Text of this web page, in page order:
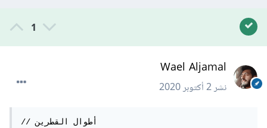
1
Wael Aljamal
نشر2 أكتوبر 2020
// أطوال القطرين